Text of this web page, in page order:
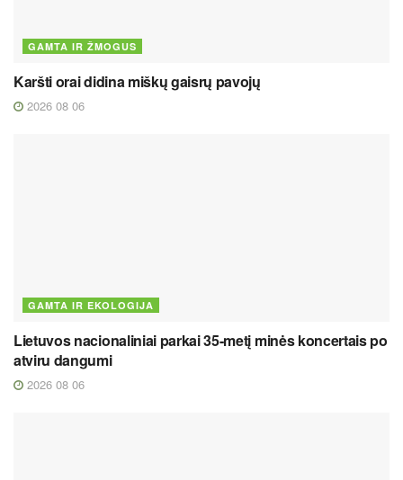
GAMTA IR ŽMOGUS
Karšti orai didina miškų gaisrų pavojų
2026 08 06
GAMTA IR EKOLOGIJA
Lietuvos nacionaliniai parkai 35-metį minės koncertais po
atviru dangumi
2026 08 06